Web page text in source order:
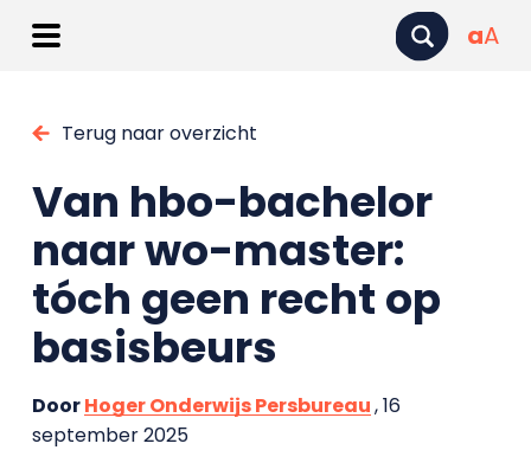
aA
Terug naar overzicht
Van hbo-bachelor
naar wo-master:
tóch geen recht op
basisbeurs
DoorHoger Onderwijs Persbureau, 16
september 2025